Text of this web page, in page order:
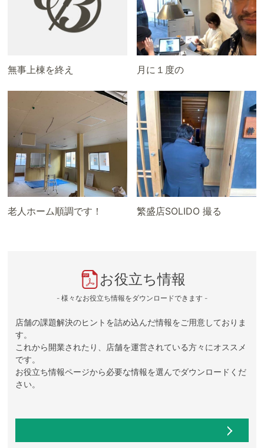
無事上棟を終え 月に１度の
老人ホーム順調です！ 繁盛店SOLIDO 撮る
お役立ち情報
- 様々なお役立ち情報をダウンロードできます -
店舗の課題解決のヒントを詰め込んだ情報をご用意しておりま
す。
これから開業されたり、店舗を運営されている方々にオススメ
です。
お役立ち情報ページから必要な情報を選んでダウンロードくだ
さい。